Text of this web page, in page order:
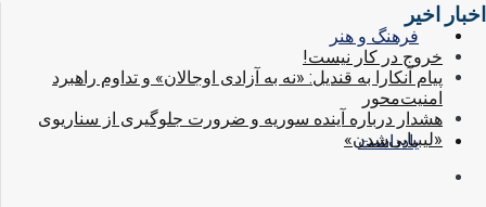
فرهنگ و هنر
یادداشت
اخبار اخیر
خروج در کار نیست!
پیام آنکارا به قندیل: «نه به آزادی اوجالان» و تداوم راهبرد
امنیت‌محور
هشدار درباره آینده سوریه و ضرورت جلوگیری از سناریوی
«لیبیایی‌شدن»